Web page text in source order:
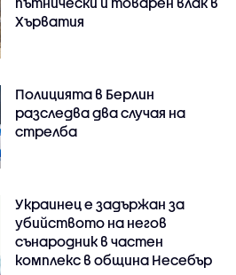
Хърватия
Полицията в Берлин
разследва два случая на
стрелба
Украинец е задържан за
убийството на негов
сънародник в частен
комплекс в община Несебър